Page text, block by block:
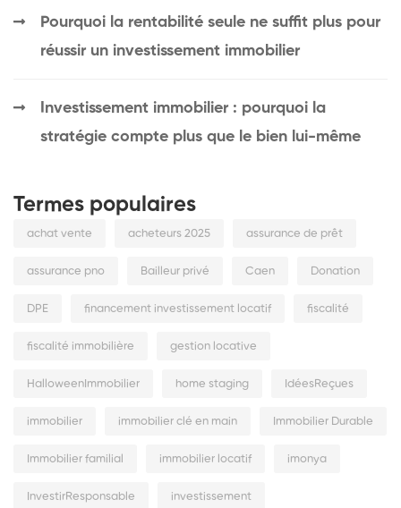
Pourquoi la rentabilité seule ne suffit plus pour
réussir un investissement immobilier
Investissement immobilier : pourquoi la
stratégie compte plus que le bien lui-même
Termes populaires
achat vente acheteurs 2025 assurance de prêt
assurance pno Bailleur privé Caen Donation
DPE financement investissement locatif fiscalité
fiscalité immobilière gestion locative
HalloweenImmobilier home staging IdéesReçues
immobilier immobilier clé en main Immobilier Durable
Immobilier familial immobilier locatif imonya
InvestirResponsable investissement